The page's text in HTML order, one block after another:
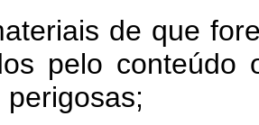
de que
pelo conteúdo